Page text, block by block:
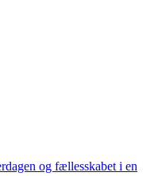
og fællesskabet i en